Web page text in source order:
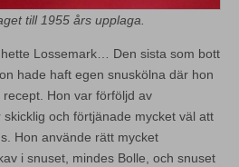
till 1955 års upplaga.
Lossemark… Den sista som bott
hade haft egen snuskölna där hon
Hon var förföljd av
och förtjänade mycket väl att
Hon använde rätt mycket
i snuset, mindes Bolle, och snuset